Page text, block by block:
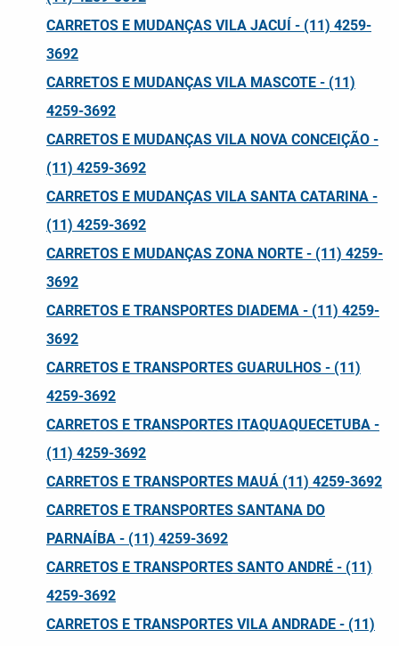
CARRETOS E MUDANÇAS VILA JACUÍ - (11) 4259-
3692
CARRETOS E MUDANÇAS VILA MASCOTE - (11)
4259-3692
CARRETOS E MUDANÇAS VILA NOVA CONCEIÇÃO -
(11) 4259-3692
CARRETOS E MUDANÇAS VILA SANTA CATARINA -
(11) 4259-3692
CARRETOS E MUDANÇAS ZONA NORTE - (11) 4259-
3692
CARRETOS E TRANSPORTES DIADEMA - (11) 4259-
3692
CARRETOS E TRANSPORTES GUARULHOS - (11)
4259-3692
CARRETOS E TRANSPORTES ITAQUAQUECETUBA -
(11) 4259-3692
CARRETOS E TRANSPORTES MAUÁ (11) 4259-3692
CARRETOS E TRANSPORTES SANTANA DO
PARNAÍBA - (11) 4259-3692
CARRETOS E TRANSPORTES SANTO ANDRÉ - (11)
4259-3692
CARRETOS E TRANSPORTES VILA ANDRADE - (11)